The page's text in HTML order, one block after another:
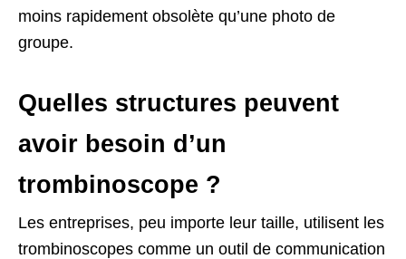
moins rapidement obsolète qu’une photo de
groupe.
Quelles structures peuvent
avoir besoin d’un
trombinoscope ?
Les entreprises, peu importe leur taille, utilisent les
trombinoscopes comme un outil de communication